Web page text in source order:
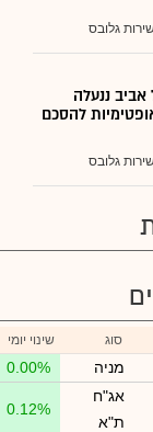
גלובס
ננעלה
להסכם
גלובס
סוג שינוי יומי
מניה 0.00%
אג"ח
ת"א
0.12%